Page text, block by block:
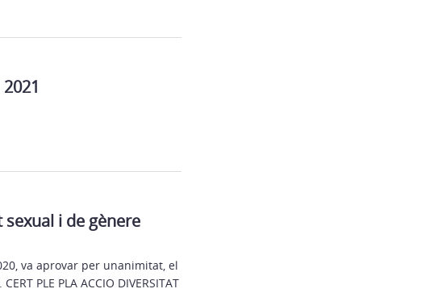
i de gènere
va aprovar per unanimitat, el
PLE PLA ACCIO DIVERSITAT